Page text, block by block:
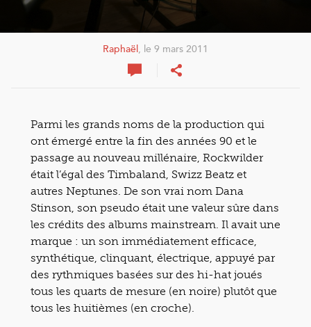
Raphaël , le 9 mars 2011
Parmi les grands noms de la production qui
ont émergé entre la fin des années 90 et le
passage au nouveau millénaire, Rockwilder
était l’égal des Timbaland, Swizz Beatz et
autres Neptunes. De son vrai nom Dana
Stinson, son pseudo était une valeur sûre dans
les crédits des albums mainstream. Il avait une
marque : un son immédiatement efficace,
synthétique, clinquant, électrique, appuyé par
des rythmiques basées sur des hi-hat joués
tous les quarts de mesure (en noire) plutôt que
tous les huitièmes (en croche).